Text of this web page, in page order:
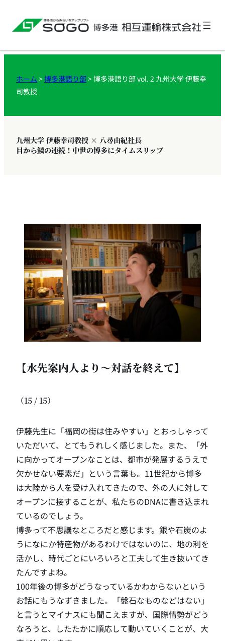
ホーム >博多港語り部>博多港語り部 vol. 2 九州大学 伊藤幸
司教授
九州大学 伊藤幸司教授 × 八尋由紀社長
目から鱗の連続！中世の博多にタイムスリップ
【水先案内人より〜対話を終えて】
（15 / 15）
伊藤先生に「福岡の街は住みやすい」とおっしゃって
いただいて、とてもうれしく感じました。また、「外
に向かってオープンなことは、都市が発展するうえで
欠かせない要素だ」という言葉も。11世紀から博多
は大陸から人を受け入れてきたので、外の人に対して
オープンに接することが、私たちのDNAに書き込まれ
ているのでしょう。
博多って不思議なところだと感じます。銀や石炭のよ
うになにか特産物があるわけではないのに、地の利を
活かし、時代ごとにいろいろと工夫して生き抜いてき
たんですよね。
100年後の博多がどうなっているかわからないという
お話にもうなずきました。「盤石なものなどはない」
と言うとマイナスにも聞こえますが、国際情勢がどう
なろうと、したたかに順応して動いていくことが、大